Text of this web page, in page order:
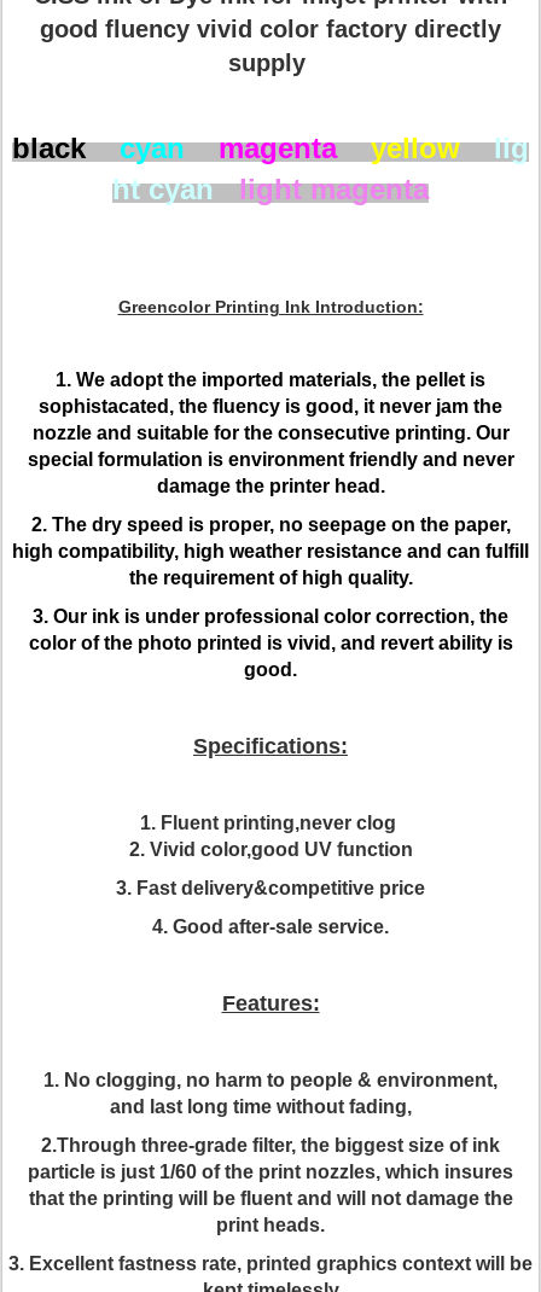
good fluency vivid color factory directly
supply​
black cyan magenta yellow
lig
ht cyanlight magenta
Greencolor Printing Ink Introduction:
1. We adopt the imported materials, the pellet is
sophistacated, the fluency is good, it never jam the
nozzle and suitable for the consecutive printing. Our
special formulation is environment friendly and never
damage the printer head.
2. The dry speed is proper, no seepage on the paper,
high compatibility, high weather resistance and can fulfill
the requirement of high quality.
3. Our ink is under professional color correction, the
color of the photo printed is vivid, and revert ability is
good.
Specifications:
1. Fluent printing,never clog
2. Vivid color,good UV function
3. Fast delivery&competitive price
4. Good after-sale service.
Features:
1. No clogging, no harm to people & environment,
and last long time without fading,
2.Through three-grade filter, the biggest size of ink
particle is just 1/60 of the print nozzles, which insures
that the printing will be fluent and will not damage the
print heads.
3. Excellent fastness rate, printed graphics context will be